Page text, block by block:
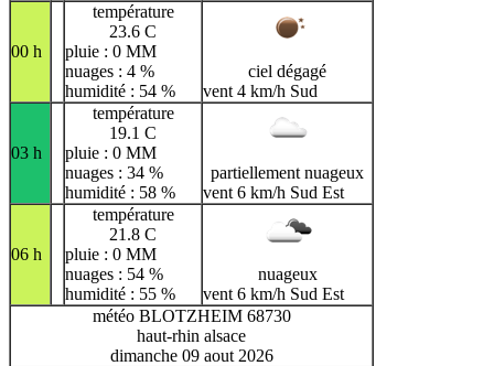
00 h
température
23.6 C
pluie : 0 MM
nuages : 4 %
humidité : 54 %
ciel dégagé
vent 4 km/h Sud
03 h
température
19.1 C
pluie : 0 MM
nuages : 34 %
humidité : 58 %
partiellement nuageux
vent 6 km/h Sud Est
06 h
température
21.8 C
pluie : 0 MM
nuages : 54 %
humidité : 55 %
nuageux
vent 6 km/h Sud Est
météo BLOTZHEIM 68730
haut-rhin alsace
dimanche 09 aout 2026